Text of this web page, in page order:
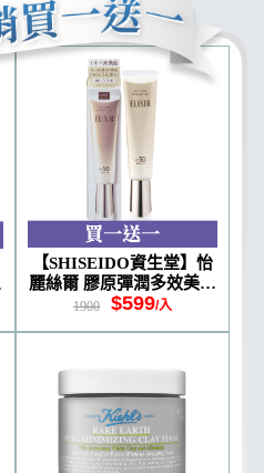
【SHISEIDO資生堂】怡
麗絲爾 膠原彈潤多效美肌
乳SPF50+ 35ml
1900 $599/入